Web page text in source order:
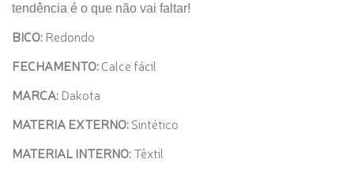
tendência é o que não vai faltar!
BICO: Redondo
FECHAMENTO:Calce fácil
MARCA: Dakota
MATERIA EXTERNO:Sintético
MATERIAL INTERNO:Têxtil